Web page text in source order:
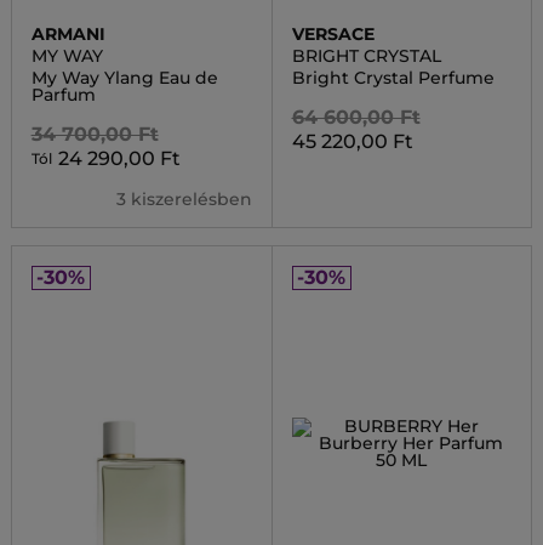
ARMANI
MY WAY
My Way Ylang Eau de
Parfum
34 700,00 Ft
Tól 24 290,00 Ft
3 kiszerelésben
VERSACE
BRIGHT CRYSTAL
Bright Crystal Perfume
64 600,00 Ft
45 220,00 Ft
-30% -30%